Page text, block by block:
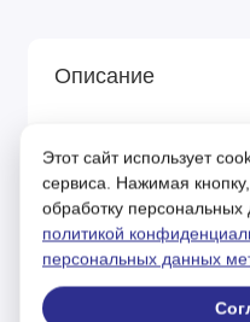
Описание
путем глубокой
присадок, улучшающих
масел. Масло ИГП
их по
Этот сайт использует
сервиса. Нажимая
обработку персональных
политикой
персональных данных